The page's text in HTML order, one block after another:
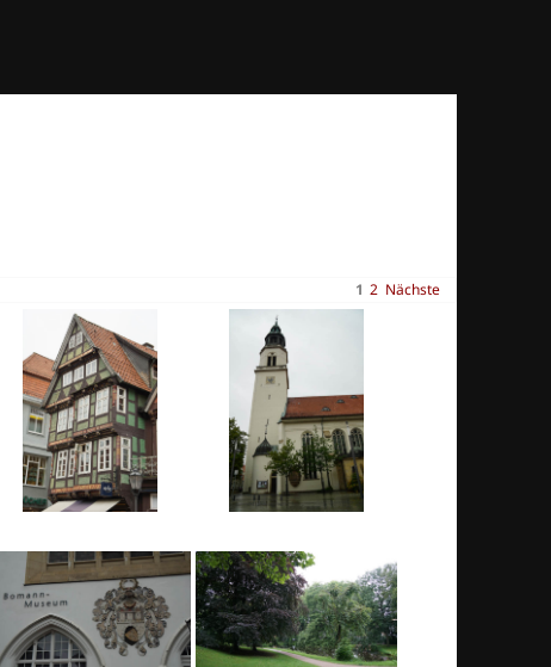
1 2 Nächste